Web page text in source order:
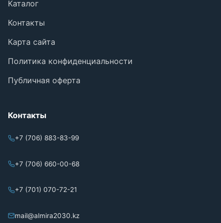
Каталог
Контакты
Карта сайта
Политика конфиденциальности
Публичная оферта
Контакты
+7 (706) 883-83-99
+7 (706) 660-00-68
+7 (701) 070-72-21
mail@almira2030.kz